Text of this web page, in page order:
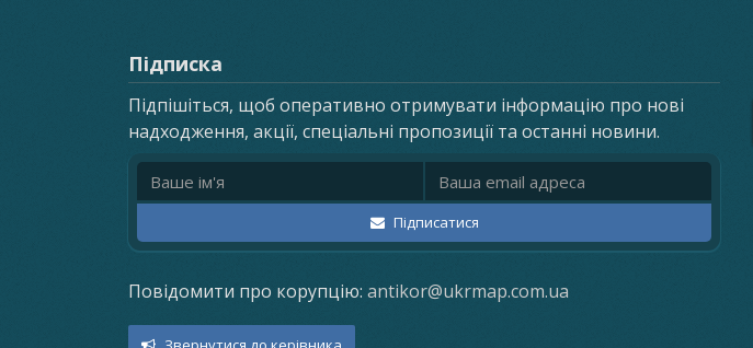
Підписка
Підпішіться, щоб оперативно отримувати інформацію про нові
надходження, акції, спеціальні пропозиції та останні новини.
Ім'я Email адреса
Підписатися
Повідомити про корупцію: antikor@ukrmap.com.ua